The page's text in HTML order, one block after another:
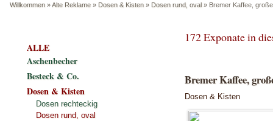
Willkommen »Alte Reklame » Dosen & Kisten » Dosen rund, oval » Bremer Kaffee,
172 Exponate in
Bremer Kaffee,
Dosen & Kisten
ALLE
Aschenbecher
Besteck & Co.
Dosen & Kisten
Dosen rechteckig
Dosen rund, oval